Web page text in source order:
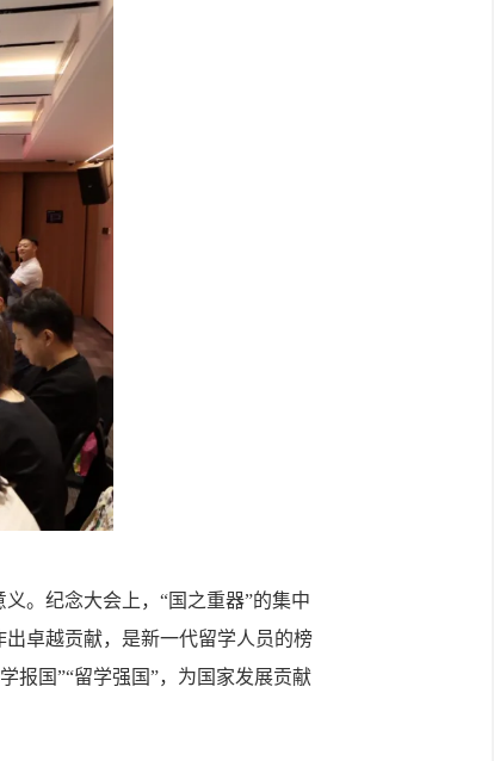
。纪念大会上，“国之重器”的集中
卓越贡献，是新一代留学人员的榜
报国”“留学强国”，为国家发展贡献